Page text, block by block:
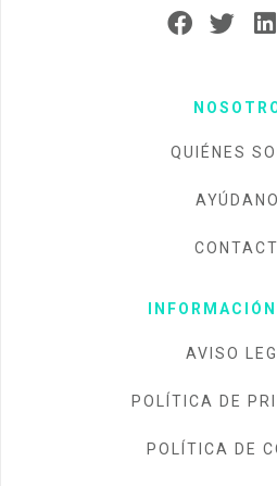
QUIÉNES
AVISO
POLÍTICA DE
POLÍTICA DE